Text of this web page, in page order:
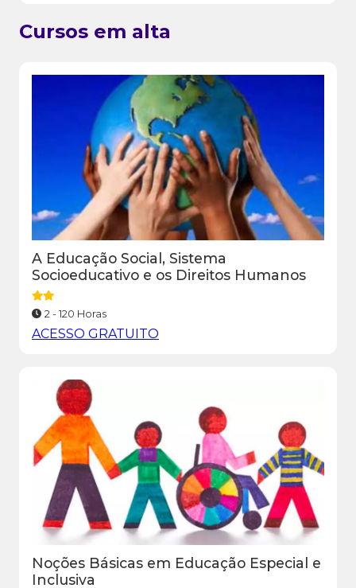
Cursos em alta
A Educação Social, Sistema
Socioeducativo e os Direitos Humanos
2 - 120 Horas
ACESSO GRATUITO
Noções Básicas em Educação Especial e
Inclusiva